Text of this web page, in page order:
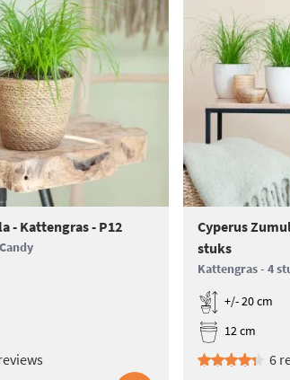
- Kattengras - P12
Cyperus
stuks
Kattengras - 4
+/- 20 cm
12 cm
6